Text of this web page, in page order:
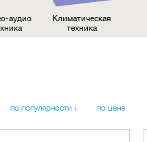
аудио
Климатическая
техника
по популярности ↓ по цене